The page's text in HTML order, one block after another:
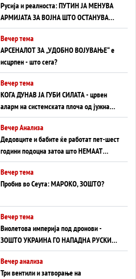
Русија и реалноста: ПУТИН ЈА МЕНУВА
АРМИЈАТА ЗА ВОЈНА ШТО ОСТАНУВА
БЕЗ ФРОНТ
Вечер тема
АРСЕНАЛОТ ЗА „УДОБНО ВОЈУВАЊЕ“ е
исцрпен - што сега?
Вечер тема
КОГА ДУНАВ ЈА ГУБИ СИЛАТА - црвен
аларм на системската плоча од јужна
Германија до Црното Море...
Вечер Анализа
Дедовците и бабите ќе работат пет-шест
години подоцна затоа што НЕМААТ
ВНУЦИ ДА ГИ ЗАМЕНАТ
Вечер тема
Пробив во Сеута: МАРОКО, ЗОШТО?
Вечер тема
Виолетова империја под дронови -
ЗОШТО УКРАИНА ГО НАПАДНА РУСКИОТ
WILDBERRIES
Вечер анализа
Три вентили и затворање на